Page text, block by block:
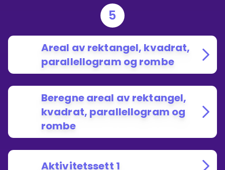
5
Areal av rektangel, kvadrat,
parallellogram og rombe
Beregne areal av rektangel,
kvadrat, parallellogram og
rombe
Aktivitetssett 1